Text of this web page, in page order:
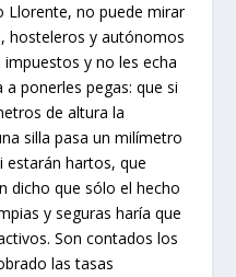
Llorente, no puede mirar
hosteleros y autónomos
y no les echa
ponerles pegas: que si
de altura la
silla pasa un milímetro
estarán hartos, que
dicho que sólo el hecho
y seguras haría que
Son contados los
las tasas